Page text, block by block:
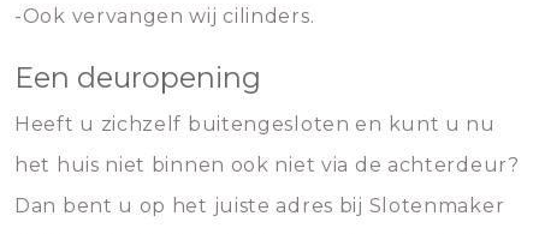
-Ook vervangen wij cilinders.
Een deuropening
Heeft u zichzelf buitengesloten en kunt u nu
het huis niet binnen ook niet via de achterdeur?
Dan bent u op het juiste adres bij Slotenmaker